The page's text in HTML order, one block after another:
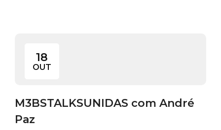
18
OUT
M3BSTALKSUNIDAS com André
Paz